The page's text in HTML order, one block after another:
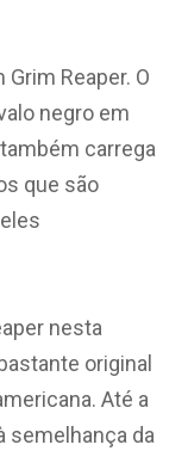
Reaper. O
negro em
carrega
que são
nesta
original
Até a
semelhança da